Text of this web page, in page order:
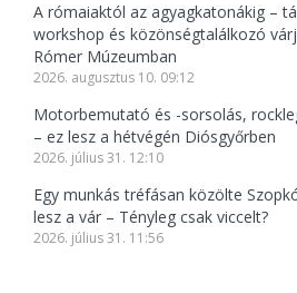
A rómaiaktól az agyagkatonákig –
workshop és közönségtalálkozó
Rómer Múzeumban
2026. augusztus 10. 09:12
Motorbemutató és -sorsolás,
– ez lesz a hétvégén Diósgyőrben
2026. július 31. 12:10
Egy munkás tréfásan közölte
lesz a vár – Tényleg csak viccelt?
2026. július 31. 11:56